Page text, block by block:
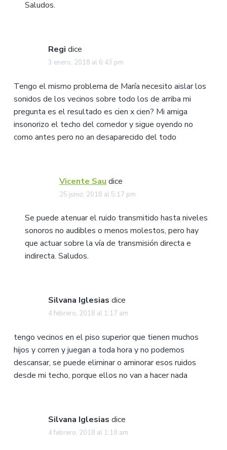
Saludos.
Regi dice
3 enero, 2018 al 6:43 pm
Tengo el mismo problema de María necesito aislar los
sonidos de los vecinos sobre todo los de arriba mi
pregunta es el resultado es cien x cien? Mi amiga
insonorizo el techo del comedor y sigue oyendo no
como antes pero no an desaparecido del todo
Vicente Sau dice
25 junio, 2018 al 5:17 pm
Se puede atenuar el ruido transmitido hasta niveles
sonoros no audibles o menos molestos, pero hay
que actuar sobre la vía de transmisión directa e
indirecta. Saludos.
Silvana Iglesias dice
4 febrero, 2018 al 1:17 am
tengo vecinos en el piso superior que tienen muchos
hijos y corren y juegan a toda hora y no podemos
descansar, se puede eliminar o aminorar esos ruidos
desde mi techo, porque ellos no van a hacer nada
Silvana Iglesias dice
4 febrero, 2018 al 1:18 am